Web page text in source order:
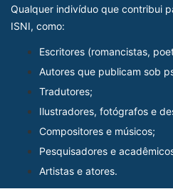
Qualquer indivíduo que contribui
ISNI, como:
Escritores (romancistas,
Autores que publicam sob
Tradutores;
Ilustradores, fotógrafos e
Compositores e músicos;
Pesquisadores e
Artistas e atores.